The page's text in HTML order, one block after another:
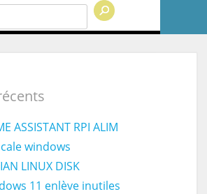
ASSISTANT RPI ALIM
windows
LINUX DISK
11 enlève inutiles